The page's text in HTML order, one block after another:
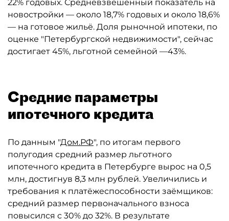
22% годовых. Средневзвешенный показатель на
новостройки — около 18,7% годовых и около 18,6%
— на готовое жильё. Доля рыночной ипотеки, по
оценке "Петербургской недвижимости", сейчас
достигает 45%, льготной семейной —43%.
Средние параметры
ипотечного кредита
По данным "Дом.РФ", по итогам первого
полугодия средний размер льготного
ипотечного кредита в Петербурге вырос на 0,5
млн, достигнув 8,3 млн рублей. Увеличились и
требования к платёжеспособности заёмщиков:
средний размер первоначального взноса
повысился с 30% до 32%. В результате